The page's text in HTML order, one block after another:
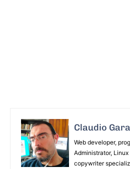
Claudio
Web developer,
Administrator,
copywriter